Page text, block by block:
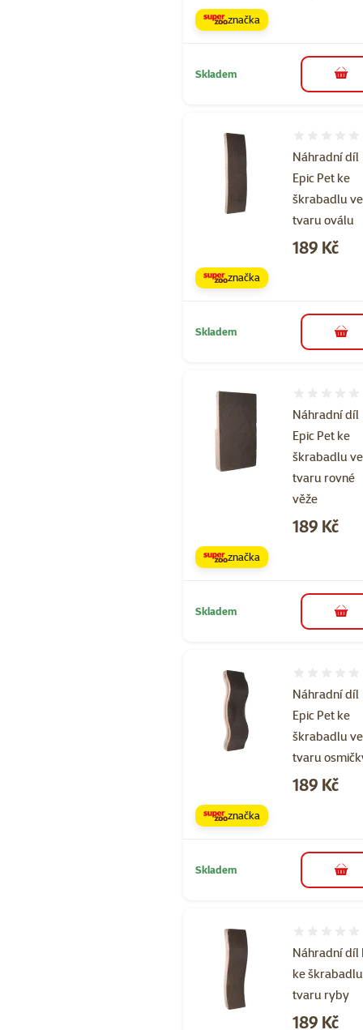
značka
Skladem do
Náhradní díl
Epic Pet ke
škrabadlu ve
tvaru oválu
Cena
189 Kč
značka
Skladem do
Náhradní díl
Epic Pet ke
škrabadlu ve
tvaru rovné
věže
Cena
189 Kč
značka
Skladem do
Náhradní díl
Epic Pet ke
škrabadlu ve
tvaru
Cena
189 Kč
značka
Skladem do
Náhradní díl
ke
tvaru ryby
Cena
189 Kč